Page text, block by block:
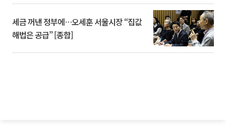
세금 꺼낸 정부에…오세훈 서울시장 “집값
해법은 공급” [종합]